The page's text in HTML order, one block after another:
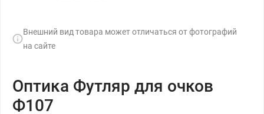
Внешний вид товара может отличаться от фотографий
на сайте
Оптика Футляр для очков
Ф107